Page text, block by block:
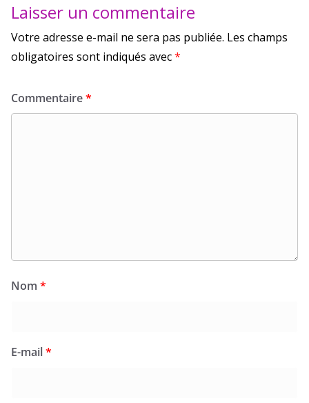
Laisser un commentaire
Votre adresse e-mail ne sera pas publiée. Les champs
obligatoires sont indiqués avec*
Commentaire*
Nom *
E-mail*